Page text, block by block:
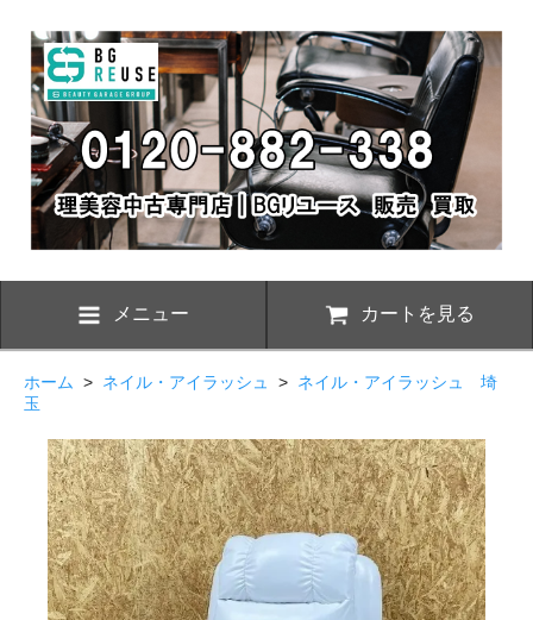
メニュー カートを見る
ホーム > ネイル・アイラッシュ > ネイル・アイラッシュ 埼
玉